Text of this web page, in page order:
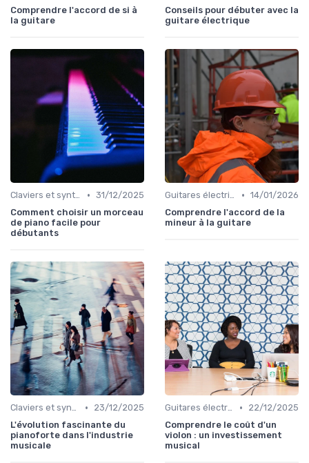
Comprendre l'accord de si à
la guitare
Conseils pour débuter avec la
guitare électrique
Claviers et synthétiseurs • 31/12/2025
Comment choisir un morceau
de piano facile pour
débutants
Guitares électriques et acoustiques • 14/01/2026
Comprendre l'accord de la
mineur à la guitare
Claviers et synthétiseurs •
23/12/2025
L'évolution fascinante du
pianoforte dans l'industrie
musicale
Guitares électriques et acoustiques •
22/12/2025
Comprendre le coût d'un
violon : un investissement
musical